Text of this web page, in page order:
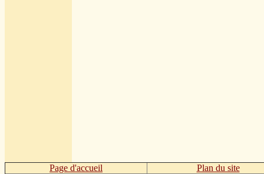
Page d'accueil Plan du site